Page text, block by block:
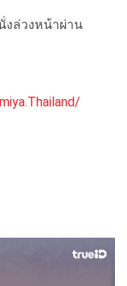
งล่วงหน้าผ่าน